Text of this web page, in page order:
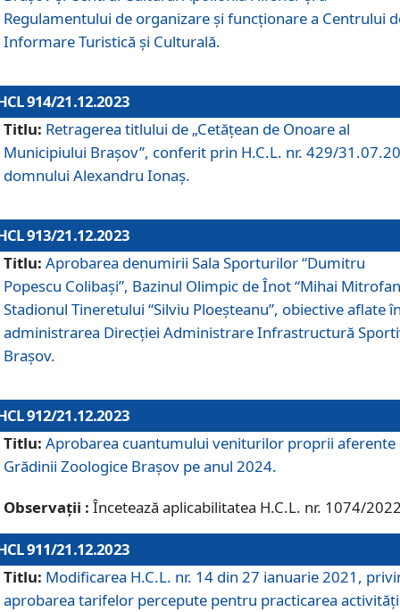
Regulamentului de organizare și funcționare a Centrului
Informare Turistică și Culturală.
914/21.12.2023
Titlu: Retragerea titlului de „Cetățean de Onoare al
Municipiului Brașov”, conferit prin H.C.L. nr. 429/
domnului Alexandru Ionaș.
913/21.12.2023
Titlu: Aprobarea denumirii Sala Sporturilor “Dumitru
Popescu Colibași”, Bazinul Olimpic de Înot “Mihai
Stadionul Tineretului “Silviu Ploeșteanu”, obiective aflate
administrarea Direcției Administrare Infrastructură
Brașov.
912/21.12.2023
Titlu: Aprobarea cuantumului veniturilor proprii aferente
Grădinii Zoologice Braşov pe anul 2024.
Observații : Încetează aplicabilitatea H.C.L. nr. 1074/
911/21.12.2023
Titlu: Modificarea H.C.L. nr. 14 din 27 ianuarie 2021,
aprobarea tarifelor percepute pentru practicarea